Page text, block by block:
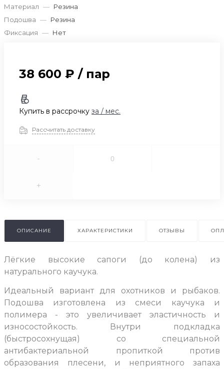
Материал — Резина
Подошва — Резина
Фиксация — Нет
38 600 ₽ / пар
Купить в рассрочку за / мес.
Рассчитать доставку
-
+
ОПИСАНИЕ ХАРАКТЕРИСТИКИ ОТЗЫВЫ
Лёгкие высокие сапоги (до колена) из
натурального каучука.
Идеальный вариант для охотников и рыбаков.
Подошва изготовлена из смеси каучука и
полимера - это увеличивает эластичность и
износостойкость. Внутри подкладка
(быстросохнущая) со специальной
антибактериальной пропиткой против
образования плесени, и неприятного запаха